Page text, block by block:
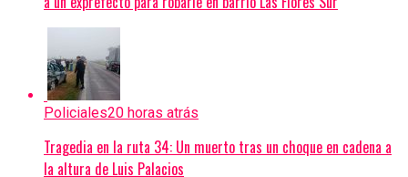
Policiales20 horas atrás
Tragedia en la ruta 34: Un muerto tras un choque en cadena a
la altura de Luis Palacios